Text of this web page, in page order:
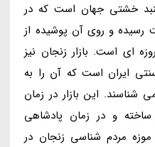
خشتی جهان است که در
رسیده و روی آن پوشیده از
ای است. بازار زنجان نیز
ایران است که آن را به
شناسند. این بازار در زمان
و در زمان پادشاهی
مردم شناسی زنجان در